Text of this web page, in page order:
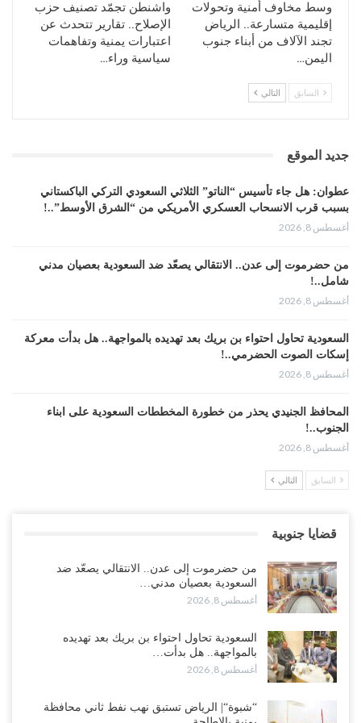
الرياض تتبع نفس الإستراتيجية في المهرة، ومن الواضح أنها
تفعل الشيء نفسه في المذهب الصوفي التقليدي ، لمواجهة
القبائل الأخرى لها وكسب حلفاء أكثر ولاء لها، الأمر الذي أدى
والمشاعر المعادية للسلفية والسعودية.
وسط مخاوف أمنية وتحولات
إقليمية متسارعة.. الرياض
تجند الآلاف من أبناء جنوب
اليمن…
واشنطن تجمّد تصنيف حزب
الإصلاح.. تقارير تتحدث عن
اعتبارات يمنية وتفاهمات
سياسية وراء…
السابق التالي
جديد الموقع
عطوان: هل جاء تأسيس “الناتو” الثلاثي السعودي التركي الباكستاني
بسبب قرب الانسحاب العسكري الأمريكي من “الشرق الأوسط”..!
أغسطس 8, 2026
من حضرموت إلى عدن.. الانتقالي يصعّد ضد السعودية بعصيان مدني
شامل..!
أغسطس 8, 2026
السعودية تحاول احتواء بن بريك بعد تهديده بالمواجهة.. هل بدأت معركة
إسكات الصوت الحضرمي..!
أغسطس 8, 2026
المحافظ الجنيدي يحذر من خطورة المخططات السعودية على ابناء
الجنوب..!
أغسطس 8, 2026
“تقرير“| تفوق استخباري يغيّر قواعد الاشتباك.. كيف أحبطت صنعاء
فصائل موالية للإمارات..!
أغسطس 7, 2026
“أبين“| احتجاجًا على تردي الأوضاع المعيشية.. إضراب يشل سوق الرباط
في يافع..!
أغسطس 7, 2026
السابق التالي
قضايا جنوبية
من حضرموت إلى عدن.. الانتقالي يصعّد ضد
السعودية بعصيان مدني…
أغسطس 8, 2026
السعودية تحاول احتواء بن بريك بعد تهديده
بالمواجهة.. هل بدأت…
أغسطس 8, 2026
“شبوة“| الرياض تستبق نهب نفط ثاني محافظة